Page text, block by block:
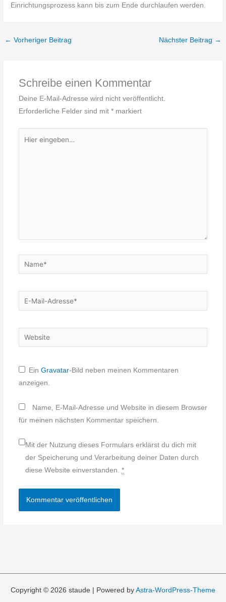
Einrichtungsprozess kann bis zum Ende durchlaufen werden.
← Vorheriger Beitrag Nächster Beitrag →
Schreibe einen Kommentar
Deine E-Mail-Adresse wird nicht veröffentlicht.
Erforderliche Felder sind mit *markiert
Name*
E-
Mail-
Website
EinGravatar-Bild neben meinen Kommentaren
anzeigen.
Name, E-Mail-Adresse und Website in diesem Browser
für meinen nächsten Kommentar speichern.
Mit der Nutzung dieses Formulars erklärst du dich mit
der Speicherung und Verarbeitung deiner Daten durch
diese Website einverstanden. *
Copyright © 2026 staude | Powered by Astra-WordPress-Theme